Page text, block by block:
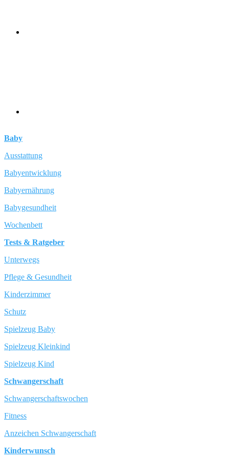
Baby
Ausstattung
Babyentwicklung
Babyernährung
Babygesundheit
Wochenbett
Tests & Ratgeber
Unterwegs
Pflege & Gesundheit
Kinderzimmer
Schutz
Spielzeug Baby
Spielzeug Kleinkind
Spielzeug Kind
Schwangerschaft
Schwangerschaftswochen
Fitness
Anzeichen Schwangerschaft
Kinderwunsch